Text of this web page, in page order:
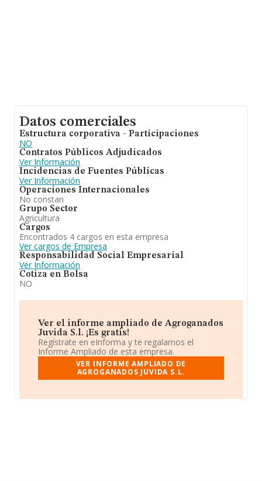
Datos comerciales
Estructura corporativa - Participaciones
NO
Contratos Públicos Adjudicados
Ver Información
Incidencias de Fuentes Públicas
Ver Información
Operaciones Internacionales
No constan
Grupo Sector
Agricultura
Cargos
Encontrados 4 cargos en esta empresa
Ver cargos de Empresa
Responsabilidad Social Empresarial
Ver Información
Cotiza en Bolsa
NO
Ver el informe ampliado de Agroganados
Juvida S.l. ¡Es gratis!
Regístrate en eInforma y te regalamos el
Informe Ampliado de esta empresa.
VER INFORME AMPLIADO DE
AGROGANADOS JUVIDA S.L.